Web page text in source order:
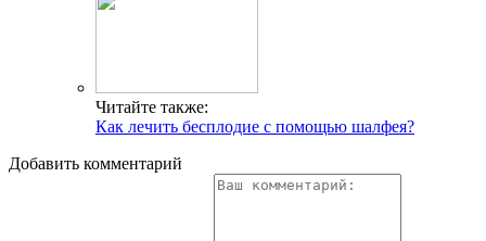
Читайте также:
Как лечить бесплодие с помощью шалфея?
Добавить комментарий